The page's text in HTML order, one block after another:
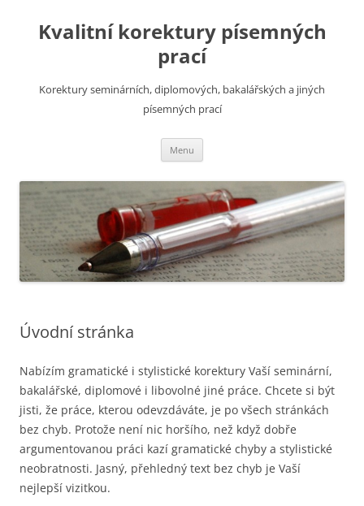
obsahu
webuKvalitní korektury písemných
prací
Korektury seminárních, diplomových, bakalářských a jiných
písemných prací
Menu
Úvodní stránka
Nabízím gramatické i stylistické korektury Vaší seminární,
bakalářské, diplomové i libovolné jiné práce. Chcete si být
jisti, že práce, kterou odevzdáváte, je po všech stránkách
bez chyb. Protože není nic horšího, než když dobře
argumentovanou práci kazí gramatické chyby a stylistické
neobratnosti. Jasný, přehledný text bez chyb je Vaší
nejlepší vizitkou.